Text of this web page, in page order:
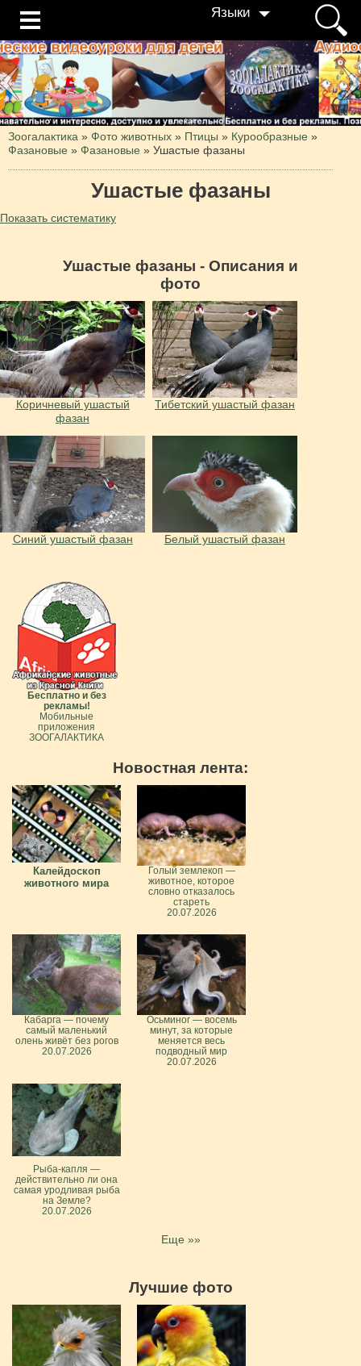
Языки
Зоогалактика » Фото животных » Птицы » Курообразные »
Фазановые » Фазановые » Ушастые фазаны
Ушастые фазаны
Показать систематику
Ушастые фазаны - Описания и
фото
Коричневый ушастый
фазан
Тибетский ушастый фазан
Синий ушастый фазан Белый ушастый фазан
Бесплатно и без
рекламы!
Мобильные
приложения
ЗООГАЛАКТИКА
Новостная лента:
Калейдоскоп
животного мира
Голый землекоп —
животное, которое
словно отказалось
стареть
20.07.2026
Кабарга — почему
самый маленький
олень живёт без рогов
20.07.2026
Осьминог — восемь
минут, за которые
меняется весь
подводный мир
20.07.2026
Рыба-капля —
действительно ли она
самая уродливая рыба
на Земле?
20.07.2026
Еще »»
Лучшие фото